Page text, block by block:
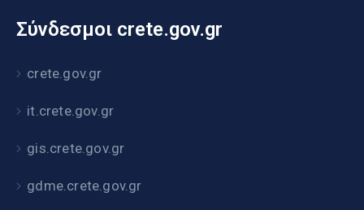
Σύνδεσμοι crete.gov.gr
crete.gov.gr
it.crete.gov.gr
gis.crete.gov.gr
gdme.crete.gov.gr